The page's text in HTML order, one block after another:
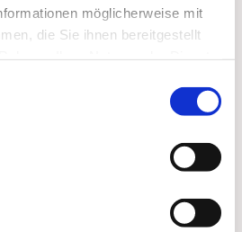
möglicherweise mit
die Sie ihnen bereitgestellt
Sie auch